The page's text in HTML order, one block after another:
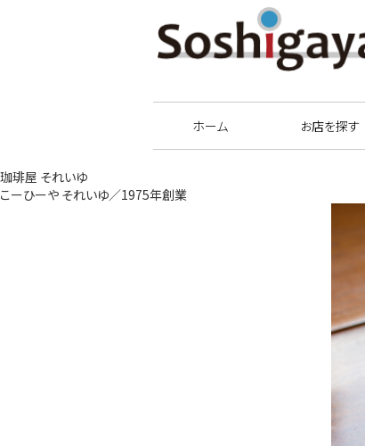
ホーム お店を探す
珈琲屋 それいゆ
こーひーや それいゆ／1975年創業